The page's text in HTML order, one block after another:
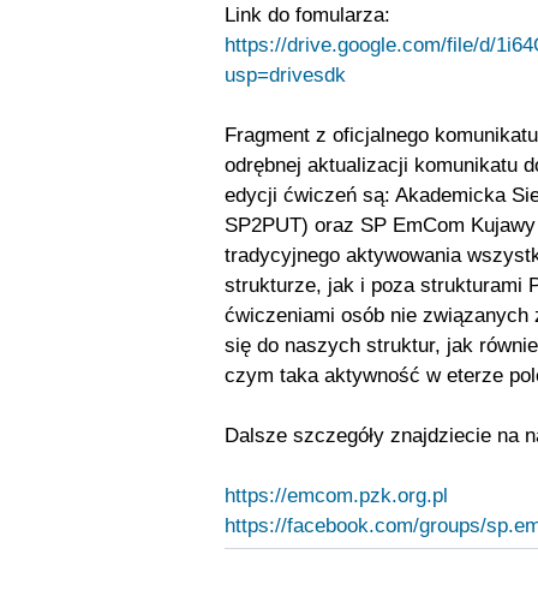
Link do fomularza:
https://drive.google.com/file/d/
usp=drivesdk
Fragment z oficjalnego
odrębnej aktualizacji komunikatu
edycji ćwiczeń są: Akademicka
SP2PUT) oraz SP EmCom
tradycyjnego aktywowania
strukturze, jak i poza strukturami
ćwiczeniami osób nie związanych
się do naszych struktur, jak
czym taka aktywność w eterze
Dalsze szczegóły znajdziecie na
https://emcom.pzk.org.pl
https://facebook.com/groups/